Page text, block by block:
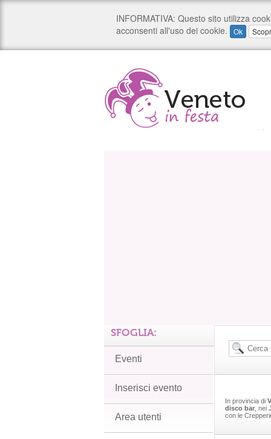
In provincia di
disco bar ,
con le
SFOGLIA:
Eventi
Inserisci evento
Area utenti